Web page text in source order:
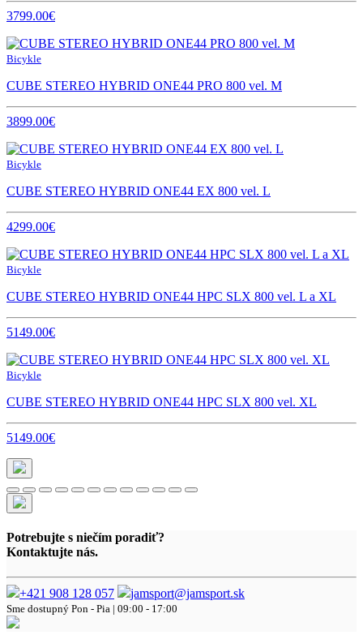
3799.00€
Bicykle
CUBE STEREO HYBRID ONE44 PRO 800 vel. M
3899.00€
Bicykle
CUBE STEREO HYBRID ONE44 EX 800 vel. L
4299.00€
Bicykle
CUBE STEREO HYBRID ONE44 HPC SLX 800 vel. L a XL
5149.00€
Bicykle
CUBE STEREO HYBRID ONE44 HPC SLX 800 vel. XL
5149.00€
Potrebujte s niečím poradiť?
Kontaktujte nás.
+421 908 128 057 jamsport@jamsport.sk
Sme dostupný Pon - Pia | 09:00 - 17:00